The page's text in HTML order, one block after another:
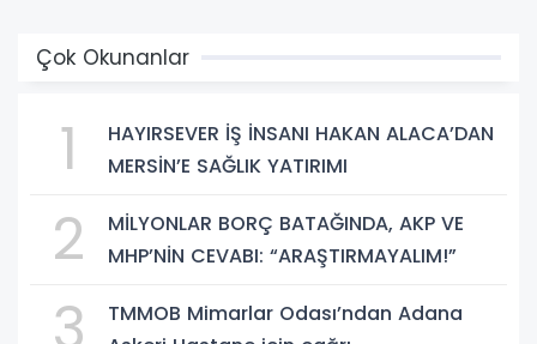
Çok Okunanlar
1
HAYIRSEVER İŞ İNSANI HAKAN ALACA’DAN
MERSİN’E SAĞLIK YATIRIMI
2
MİLYONLAR BORÇ BATAĞINDA, AKP VE
MHP’NİN CEVABI: “ARAŞTIRMAYALIM!”
TMMOB Mimarlar Odası’ndan Adana